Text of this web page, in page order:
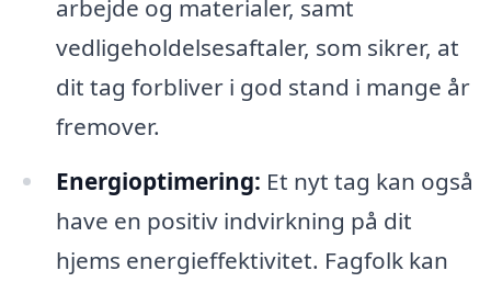
arbejde og materialer, samt
vedligeholdelsesaftaler, som sikrer, at
dit tag forbliver i god stand i mange år
fremover.
Energioptimering: Et nyt tag kan også
have en positiv indvirkning på dit
hjems energieffektivitet. Fagfolk kan